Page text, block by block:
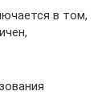
в том,